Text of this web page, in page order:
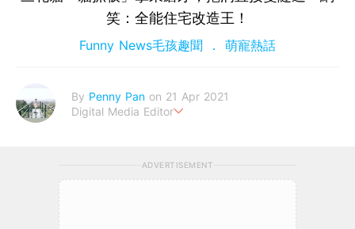
笑：全能住宅改造王！
Funny News毛孩趣聞 萌寵熱話
By Penny Pan on 21 Apr 2021
Digital Media Editor
ADVERTISEMENT